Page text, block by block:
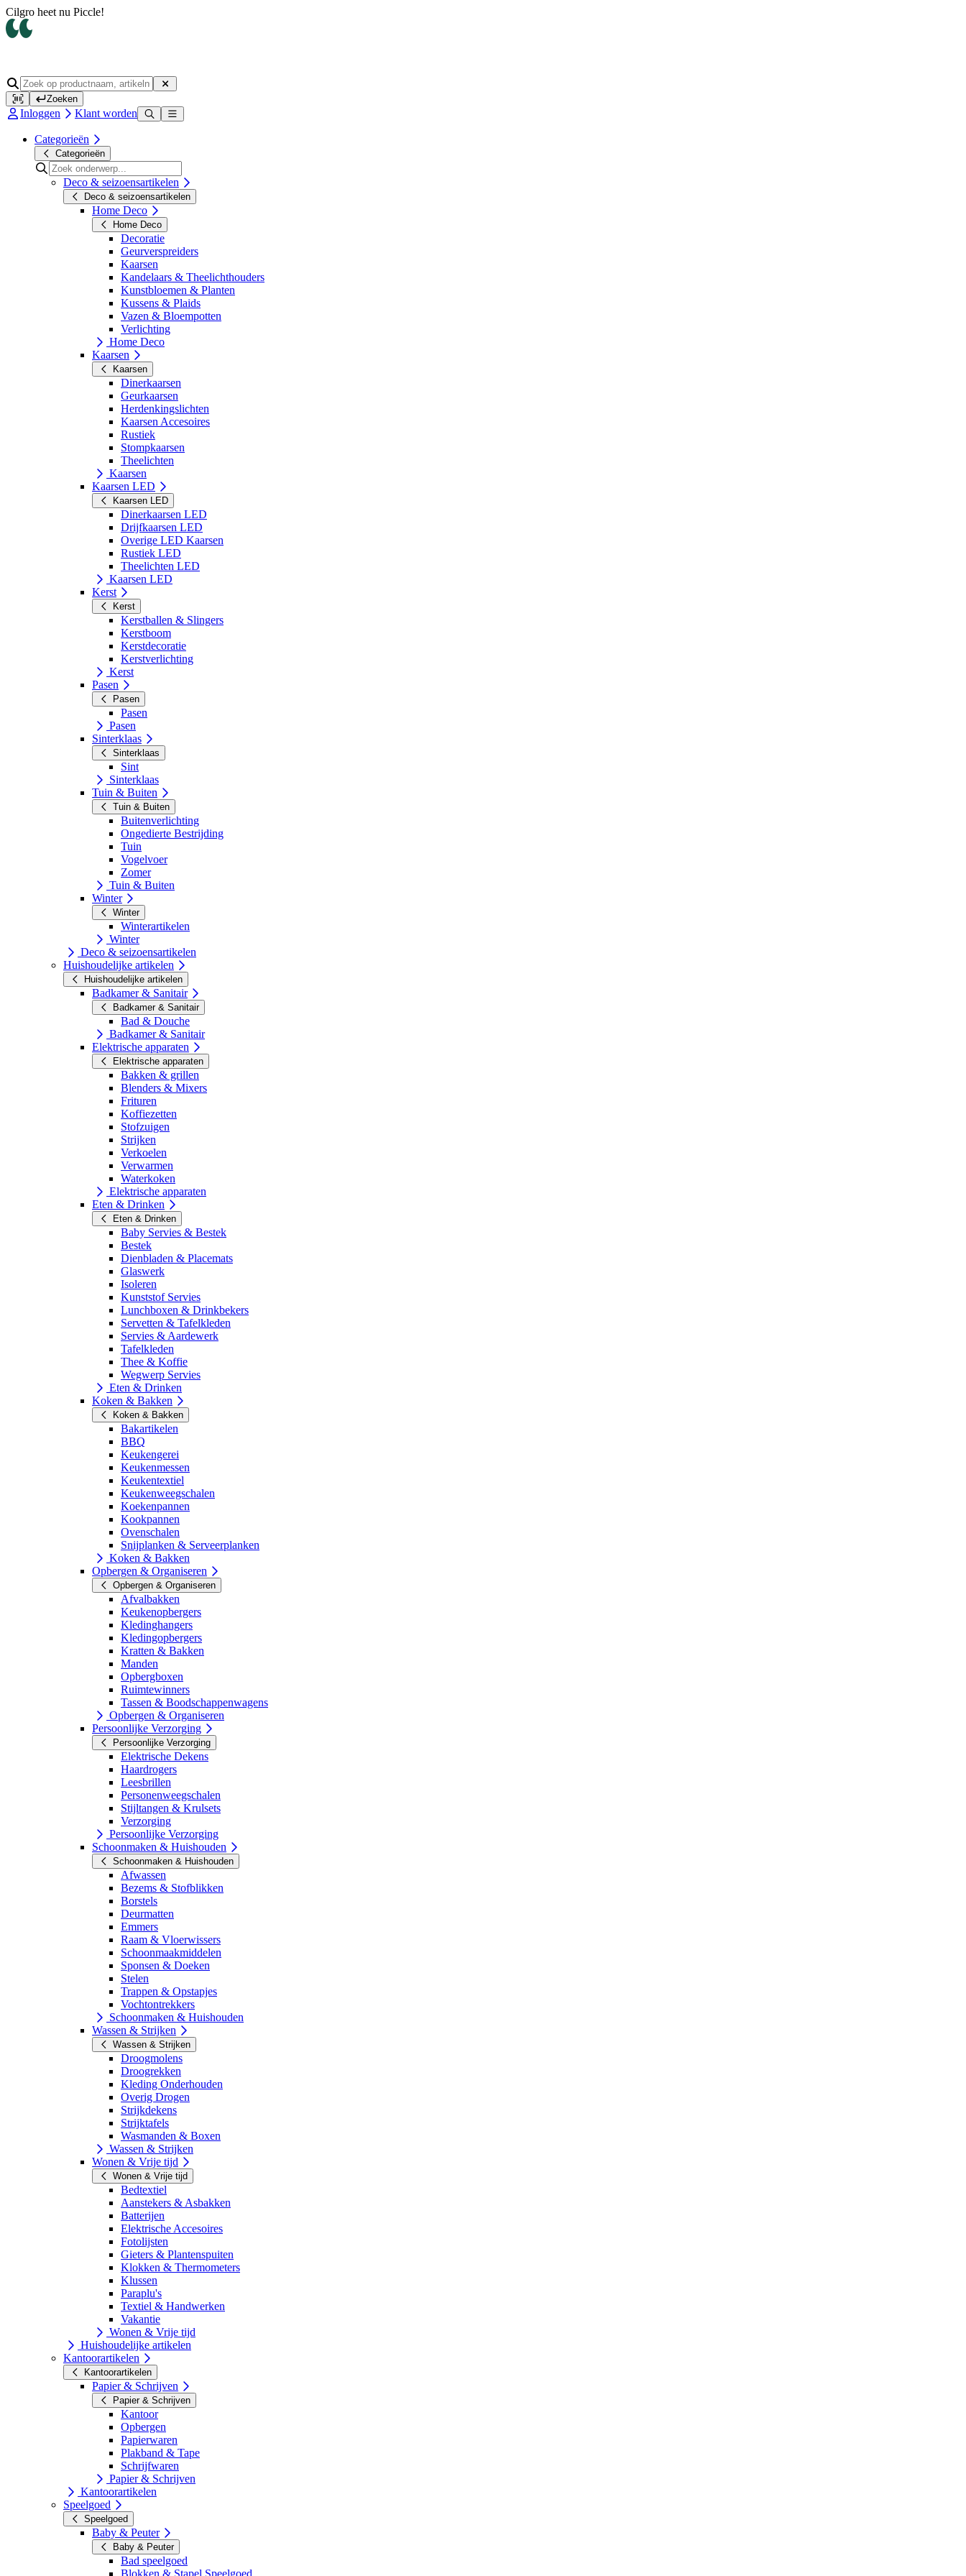
Cilgro heet nu Piccle!
Zoeken
Inloggen Klant worden
Categorieën
Categorieën
Deco & seizoensartikelen
Deco & seizoensartikelen
Home Deco
Home Deco
Decoratie
Geurverspreiders
Kaarsen
Kandelaars & Theelichthouders
Kunstbloemen & Planten
Kussens & Plaids
Vazen & Bloempotten
Verlichting
Home Deco
Kaarsen
Kaarsen
Dinerkaarsen
Geurkaarsen
Herdenkingslichten
Kaarsen Accesoires
Rustiek
Stompkaarsen
Theelichten
Kaarsen
Kaarsen LED
Kaarsen LED
Dinerkaarsen LED
Drijfkaarsen LED
Overige LED Kaarsen
Rustiek LED
Theelichten LED
Kaarsen LED
Kerst
Kerst
Kerstballen & Slingers
Kerstboom
Kerstdecoratie
Kerstverlichting
Kerst
Pasen
Pasen
Pasen
Pasen
Sinterklaas
Sinterklaas
Sint
Sinterklaas
Tuin & Buiten
Tuin & Buiten
Buitenverlichting
Ongedierte Bestrijding
Tuin
Vogelvoer
Zomer
Tuin & Buiten
Winter
Winter
Winterartikelen
Winter
Deco & seizoensartikelen
Huishoudelijke artikelen
Huishoudelijke artikelen
Badkamer & Sanitair
Badkamer & Sanitair
Bad & Douche
Badkamer & Sanitair
Elektrische apparaten
Elektrische apparaten
Bakken & grillen
Blenders & Mixers
Frituren
Koffiezetten
Stofzuigen
Strijken
Verkoelen
Verwarmen
Waterkoken
Elektrische apparaten
Eten & Drinken
Eten & Drinken
Baby Servies & Bestek
Bestek
Dienbladen & Placemats
Glaswerk
Isoleren
Kunststof Servies
Lunchboxen & Drinkbekers
Servetten & Tafelkleden
Servies & Aardewerk
Tafelkleden
Thee & Koffie
Wegwerp Servies
Eten & Drinken
Koken & Bakken
Koken & Bakken
Bakartikelen
BBQ
Keukengerei
Keukenmessen
Keukentextiel
Keukenweegschalen
Koekenpannen
Kookpannen
Ovenschalen
Snijplanken & Serveerplanken
Koken & Bakken
Opbergen & Organiseren
Opbergen & Organiseren
Afvalbakken
Keukenopbergers
Kledinghangers
Kledingopbergers
Kratten & Bakken
Manden
Opbergboxen
Ruimtewinners
Tassen & Boodschappenwagens
Opbergen & Organiseren
Persoonlijke Verzorging
Persoonlijke Verzorging
Elektrische Dekens
Haardrogers
Leesbrillen
Personenweegschalen
Stijltangen & Krulsets
Verzorging
Persoonlijke Verzorging
Schoonmaken & Huishouden
Schoonmaken & Huishouden
Afwassen
Bezems & Stofblikken
Borstels
Deurmatten
Emmers
Raam & Vloerwissers
Schoonmaakmiddelen
Sponsen & Doeken
Stelen
Trappen & Opstapjes
Vochtontrekkers
Schoonmaken & Huishouden
Wassen & Strijken
Wassen & Strijken
Droogmolens
Droogrekken
Kleding Onderhouden
Overig Drogen
Strijkdekens
Strijktafels
Wasmanden & Boxen
Wassen & Strijken
Wonen & Vrije tijd
Wonen & Vrije tijd
Bedtextiel
Aanstekers & Asbakken
Batterijen
Elektrische Accesoires
Fotolijsten
Gieters & Plantenspuiten
Klokken & Thermometers
Klussen
Paraplu's
Textiel & Handwerken
Vakantie
Wonen & Vrije tijd
Huishoudelijke artikelen
Kantoorartikelen
Kantoorartikelen
Papier & Schrijven
Papier & Schrijven
Kantoor
Opbergen
Papierwaren
Plakband & Tape
Schrijfwaren
Papier & Schrijven
Kantoorartikelen
Speelgoed
Speelgoed
Baby & Peuter
Baby & Peuter
Bad speelgoed
Blokken & Stapel Speelgoed